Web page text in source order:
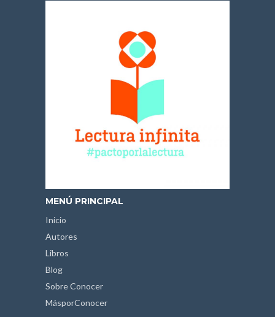
MENÚ PRINCIPAL
Inicio
Autores
Libros
Blog
Sobre Conocer
MásporConocer